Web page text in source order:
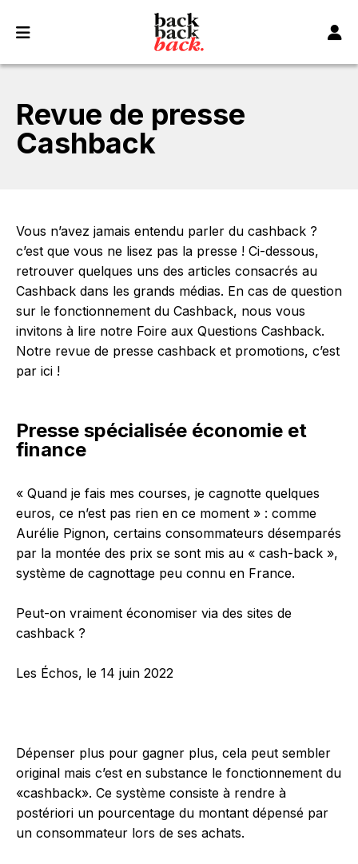
Revue de presse
Cashback
Vous n’avez jamais entendu parler du cashback ?
c’est que vous ne lisez pas la presse ! Ci-dessous,
retrouver quelques uns des articles consacrés au
Cashback dans les grands médias. En cas de question
sur le fonctionnement du Cashback, nous vous
invitons à lire notre Foire aux Questions Cashback.
Notre revue de presse cashback et promotions, c’est
par ici !
Presse spécialisée économie et
finance
« Quand je fais mes courses, je cagnotte quelques
euros, ce n’est pas rien en ce moment » : comme
Aurélie Pignon, certains consommateurs désemparés
par la montée des prix se sont mis au « cash-back »,
système de cagnottage peu connu en France.
Peut-on vraiment économiser via des sites de
cashback ?
Les Échos, le 14 juin 2022
Dépenser plus pour gagner plus, cela peut sembler
original mais c’est en substance le fonctionnement du
«cashback». Ce système consiste à rendre à
postériori un pourcentage du montant dépensé par
un consommateur lors de ses achats.